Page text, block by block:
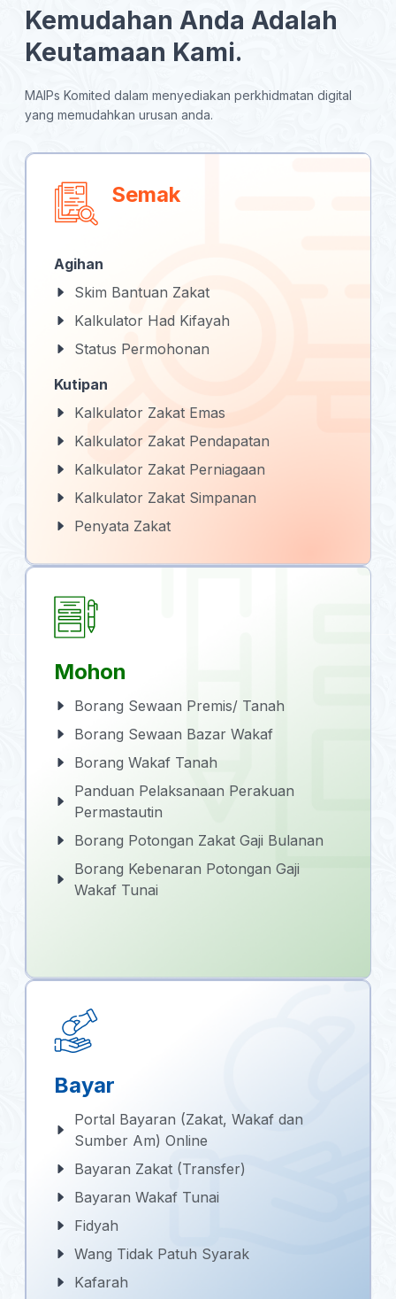
Kemudahan Anda Adalah
Keutamaan Kami.
MAIPs Komited dalam menyediakan perkhidmatan digital
yang memudahkan urusan anda.
Semak
Agihan
Skim Bantuan Zakat
Kalkulator Had Kifayah
Status Permohonan
Kutipan
Kalkulator Zakat Emas
Kalkulator Zakat Pendapatan
Kalkulator Zakat Perniagaan
Kalkulator Zakat Simpanan
Penyata Zakat
Mohon
Borang Sewaan Premis/ Tanah
Borang Sewaan Bazar Wakaf
Borang Wakaf Tanah
Panduan Pelaksanaan Perakuan
Permastautin
Borang Potongan Zakat Gaji Bulanan
Borang Kebenaran Potongan Gaji
Wakaf Tunai
Bayar
Portal Bayaran (Zakat, Wakaf dan
Sumber Am) Online
Bayaran Zakat (Transfer)
Bayaran Wakaf Tunai
Fidyah
Wang Tidak Patuh Syarak
Kafarah